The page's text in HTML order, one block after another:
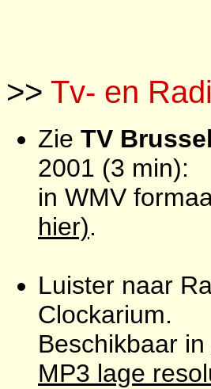
>> Tv- en
Zie TV Brussel
2001 (3 min):
in WMV
hier).
Luister naar
Clockarium.
Beschikbaar in
MP3 lage